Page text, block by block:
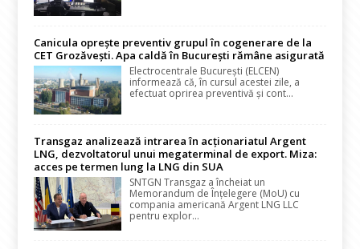
Canicula oprește preventiv grupul în cogenerare de la
CET Grozăvești. Apa caldă în București rămâne asigurată
Electrocentrale București (ELCEN)
informează că, în cursul acestei zile, a
efectuat oprirea preventivă și cont...
Transgaz analizează intrarea în acționariatul Argent
LNG, dezvoltatorul unui megaterminal de export. Miza:
acces pe termen lung la LNG din SUA
SNTGN Transgaz a încheiat un
Memorandum de Înțelegere (MoU) cu
compania americană Argent LNG LLC
pentru explor...